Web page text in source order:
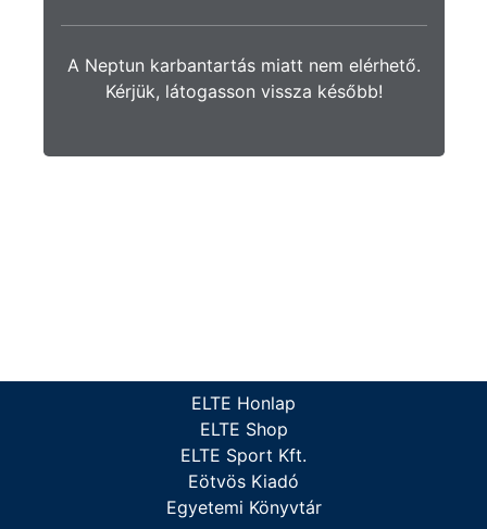
A Neptun karbantartás miatt nem elérhető.
Kérjük, látogasson vissza később!
ELTE Honlap
ELTE Shop
ELTE Sport Kft.
Eötvös Kiadó
Egyetemi Könyvtár